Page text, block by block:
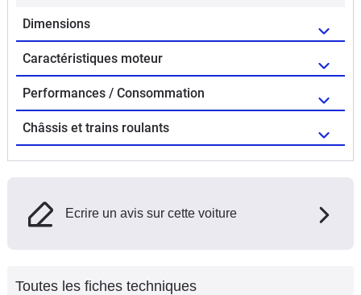
Dimensions
Caractéristiques moteur
Performances / Consommation
Châssis et trains roulants
Ecrire un avis sur cette voiture
Toutes les fiches techniques